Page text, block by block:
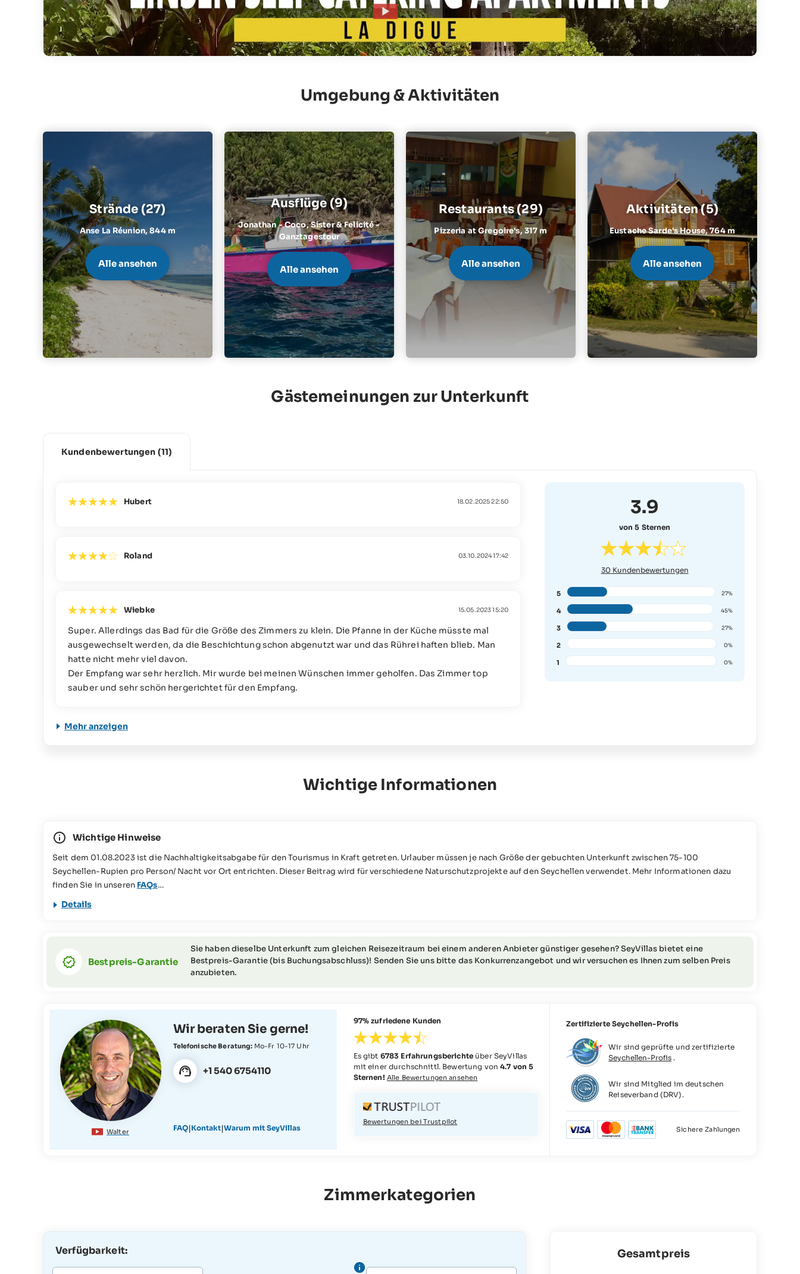
Umgebung & Aktivitäten
Strände (27)
Anse La Réunion,844 m
Alle ansehen
Ausflüge (9)
Jonathan - Coco, Sister & Felicité -
Ganztagestour
Alle ansehen
Restaurants (29)
Pizzeria at Gregoire's,317 m
Alle ansehen
Aktivitäten (5)
Eustache Sarde's House,764 m
Alle ansehen
Gästemeinungen zur Unterkunft
Kundenbewertungen (11)
3.9
von 5 Sternen
30 Kundenbewertungen
5 27%
4 45%
3 27%
2 0%
1 0%
Hubert 18.02.2025 22:50
Roland 03.10.2024 17:42
Wiebke 15.05.2023 15:20
Super. Allerdings das Bad für die Größe des Zimmers zu klein. Die Pfanne in der Küche müsste mal
ausgewechselt werden, da die Beschichtung schon abgenutzt war und das Rührei haften blieb. Man
hatte nicht mehr viel davon.
Der Empfang war sehr herzlich. Mir wurde bei meinen Wünschen immer geholfen. Das Zimmer top
sauber und sehr schön hergerichtet für den Empfang.
Mehr anzeigen
Wichtige Informationen
Wichtige Hinweise
Seit dem 01.08.2023 ist die Nachhaltigkeitsabgabe für den Tourismus in Kraft getreten. Urlauber müssen je nach Größe der gebuchten Unterkunft zwischen 75-100
Seychellen-Rupien pro Person/ Nacht vor Ort entrichten. Dieser Beitrag wird für verschiedene Naturschutzprojekte auf den Seychellen verwendet. Mehr Informationen dazu
finden Sie in unseren FAQs
Dieses Reiseangebot ist für Personen mit eingeschränkter Mobilität nicht geeignet (bitte wenden Sie sich für weitere Informationen oder Fragen zu diesem Thema an das
Details
Bestpreis-Garantie
Sie haben dieselbe Unterkunft zum gleichen Reisezeitraum bei einem anderen Anbieter günstiger gesehen? SeyVillas bietet eine
Bestpreis-Garantie (bis Buchungsabschluss)! Senden Sie uns bitte das Konkurrenzangebot und wir versuchen es Ihnen zum selben Preis
anzubieten.
Walter
Wir beraten Sie gerne!
Telefonische Beratung: Mo-Fr 10-17 Uhr
+1 540 6754110
FAQ|Kontakt|Warum mit SeyVillas
97% zufriedene Kunden
Es gibt 6783 Erfahrungsberichte über SeyVillas
mit einer durchschnittl. Bewertung von4.7 von 5
Sternen! Alle Bewertungen ansehen
Bewertungen bei Trustpilot
Zertifizierte Seychellen-Profis
Wir sind geprüfte und zertifizierte
Seychellen-Profis .
Wir sind Mitglied im deutschen
Reiseverband (DRV).
Sichere Zahlungen
Zimmerkategorien
Verfügbarkeit: Gesamtpreis